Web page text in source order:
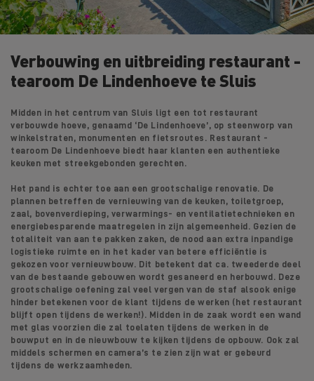
Verbouwing en uitbreiding restaurant -
tearoom De Lindenhoeve te Sluis
Midden in het centrum van Sluis ligt een tot restaurant
verbouwde hoeve, genaamd ‘De Lindenhoeve’, op steenworp van
winkelstraten, monumenten en fietsroutes. Restaurant -
tearoom De Lindenhoeve biedt haar klanten een authentieke
keuken met streekgebonden gerechten.
Het pand is echter toe aan een grootschalige renovatie. De
plannen betreffen de vernieuwing van de keuken, toiletgroep,
zaal, bovenverdieping, verwarmings- en ventilatietechnieken en
energiebesparende maatregelen in zijn algemeenheid. Gezien de
totaliteit van aan te pakken zaken, de nood aan extra inpandige
logistieke ruimte en in het kader van betere efficiëntie is
gekozen voor vernieuwbouw. Dit betekent dat ca. tweederde deel
van de bestaande gebouwen wordt gesaneerd en herbouwd. Deze
grootschalige oefening zal veel vergen van de staf alsook enige
hinder betekenen voor de klant tijdens de werken (het restaurant
blijft open tijdens de werken!). Midden in de zaak wordt een wand
met glas voorzien die zal toelaten tijdens de werken in de
bouwput en in de nieuwbouw te kijken tijdens de opbouw. Ook zal
middels schermen en camera’s te zien zijn wat er gebeurd
tijdens de werkzaamheden.